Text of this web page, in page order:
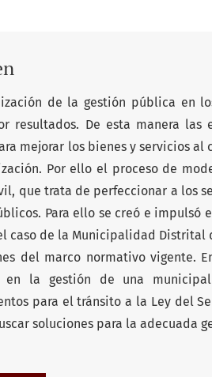
de la gestión pública en
resultados. De esta manera
mejorar los bienes y servicios
Por ello el proceso de
que trata de perfeccionar a los
Para ello se creó e
caso de la Municipalidad Distrital
del marco normativo vigente.
en la gestión de una
para el tránsito a la Ley del
soluciones para la adecuada